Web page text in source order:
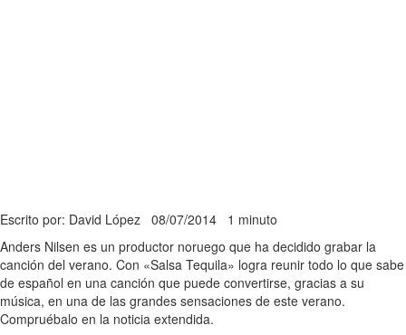
Escrito por: David López 08/07/2014 1 minuto
Anders Nilsen es un productor noruego que ha decidido grabar la
canción del verano. Con «Salsa Tequila» logra reunir todo lo que sabe
de español en una canción que puede convertirse, gracias a su
música, en una de las grandes sensaciones de este verano.
Compruébalo en la noticia extendida.